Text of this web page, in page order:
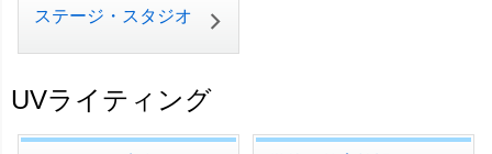
ステージ・スタジオ
UVライティング